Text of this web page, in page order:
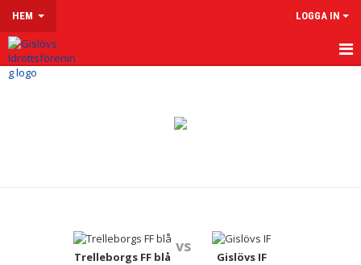
HEM LOGGA IN
HEM
Trelleborgs FF blå
vs
Gislövs IF